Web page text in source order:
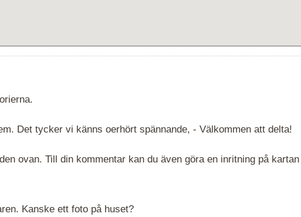
Det tycker vi känns oerhört spännande, - Välkommen att delta!
ovan. Till din kommentar kan du även göra en inritning på
Kanske ett foto på huset?